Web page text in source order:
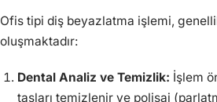
Ofis tipi diş beyazlatma işlemi,
oluşmaktadır:
Dental Analiz ve Temizlik: İşlem
taşları temizlenir ve polisaj